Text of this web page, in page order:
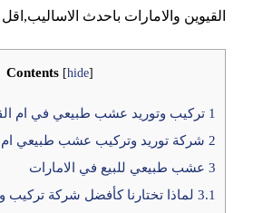
القيوين والامارات باحدث
Contents [hide]
1 تركيب وتوريد عشب طبيعي في ام
2 شركة توريد وتركيب عشب طبيعي ام
3 عشب طبيعي للبيع في الامارات
3.1 لماذا تختارنا كأفضل شركة تركيب